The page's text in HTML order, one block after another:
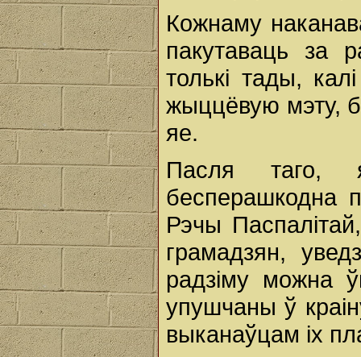
Кожнаму
пакутаваць за
толькі тады,
жыццёвую мэту,
яе.
Пасля таго,
бесперашкодна
Рэчы
грамадзян,
радзіму можна
упушчаны ў
выканаўцам ix